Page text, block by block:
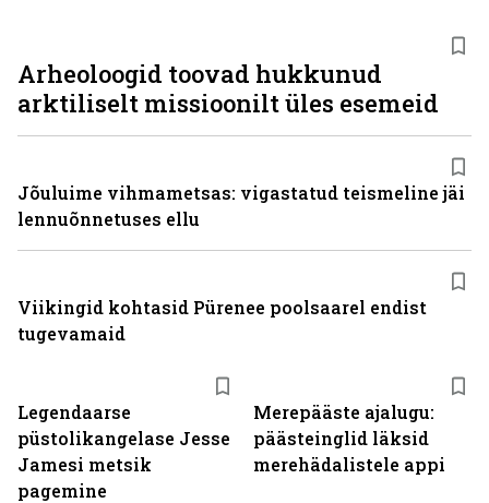
Legendaarse
püstolikangelase Jesse
Jamesi metsik
pagemine
Merepääste ajalugu:
päästeinglid läksid
merehädalistele appi
Arheoloogid toovad hukkunud
arktiliselt missioonilt üles esemeid
Jõuluime vihmametsas: vigastatud teismeline jäi
lennuõnnetuses ellu
Viikingid kohtasid Pürenee poolsaarel endist
tugevamaid